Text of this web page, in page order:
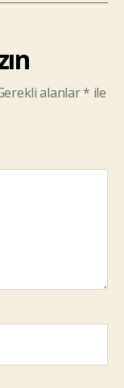
alanlar* ile